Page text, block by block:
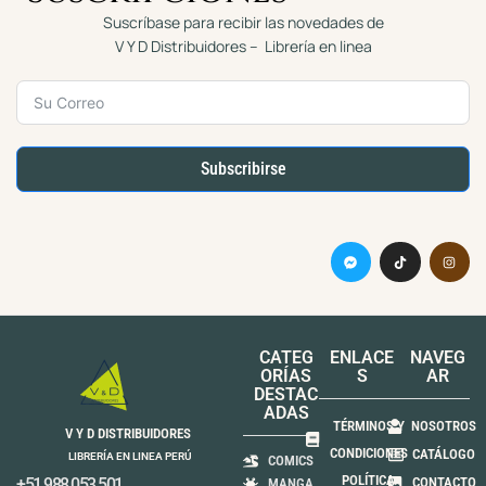
Suscríbase para recibir las novedades de
V Y D Distribuidores – Librería en linea
Subscribirse
V Y D DISTRIBUIDORES
LIBRERÍA EN LINEA PERÚ
CATEG
ORÍAS
DESTAC
ADAS
COMICS
ENLACE
S
TÉRMINOS Y
CONDICIONES
POLÍTICA
NAVEG
AR
NOSOTROS
CATÁLOGO
CONTACTO